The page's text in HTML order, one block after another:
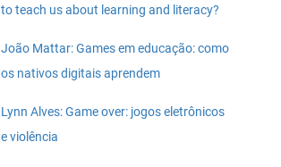
to teach us about learning and literacy?
João Mattar: Games em educação: como
os nativos digitais aprendem
Lynn Alves: Game over: jogos eletrônicos
e violência